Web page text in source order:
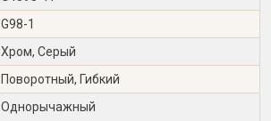
G98-1
Хром, Серый
Поворотный, Гибкий
Однорычажный